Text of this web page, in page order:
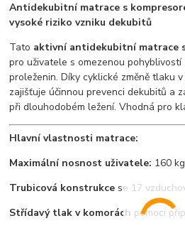
Antidekubitní matrace s
vysoké riziko vzniku dekubitů
Tato aktivní antidekubitní matrace
pro uživatele s omezenou pohyblivostí
proleženin. Díky cyklické změně tlaku
zajišťuje účinnou prevenci dekubitů a
při dlouhodobém ležení. Vhodná pro
Hlavní vlastnosti matrace:
Maximální nosnost uživatele: 160 kg
Trubicová konstrukce se 17
Střídavý tlak v komorách pomocí